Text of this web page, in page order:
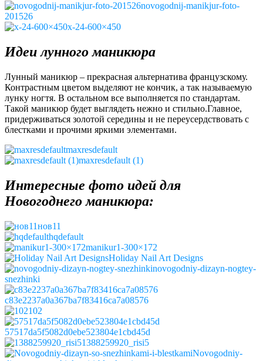
novogodnij-manikjur-foto-
201526
x-24-600×450
Идеи лунного маникюра
Лунный маникюр – прекрасная альтернатива французскому.
Контрастным цветом выделяют не кончик, а так называемую
лунку ногтя. В остальном все выполняется по стандартам.
Такой маникюр будет выглядеть нежно и стильно.Главное,
придерживаться золотой середины и не переусердствовать с
блестками и прочими яркими элементами.
maxresdefault
maxresdefault (1)
Интересные фото идей для
Новогоднего маникюра:
нов11
hqdefault
manikur1-300×172
Holiday Nail Art Designs
novogodniy-dizayn-nogtey-
snezhinki
c83e2237a0a367ba7f83416ca7a08576
102
57517da5f5082d0ebe523804e1cbd45d
1388259920_risi5
Novogodniy-